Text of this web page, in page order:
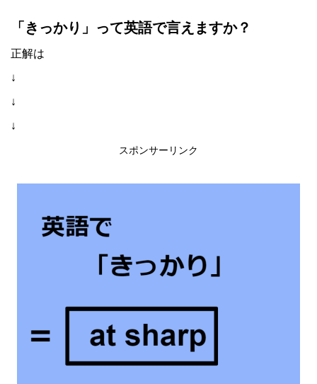
「きっかり」って英語で言えますか？
正解は
↓
↓
↓
スポンサーリンク